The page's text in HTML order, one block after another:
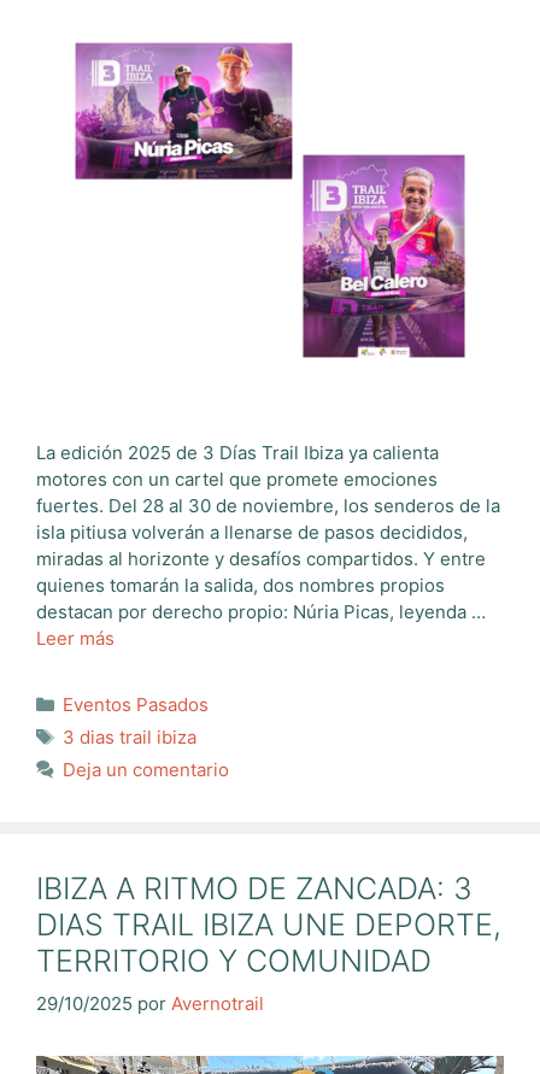
La edición 2025 de 3 Días Trail Ibiza ya calienta
motores con un cartel que promete emociones
fuertes. Del 28 al 30 de noviembre, los senderos de la
isla pitiusa volverán a llenarse de pasos decididos,
miradas al horizonte y desafíos compartidos. Y entre
quienes tomarán la salida, dos nombres propios
destacan por derecho propio: Núria Picas, leyenda …
Leer más
Categorías
Eventos Pasados
Etiquetas
3 dias trail ibiza
Deja un comentario
IBIZA A RITMO DE ZANCADA: 3
DIAS TRAIL IBIZA UNE DEPORTE,
TERRITORIO Y COMUNIDAD
29/10/2025 por Avernotrail